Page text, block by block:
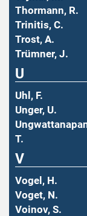
Thormann, R.
Trinitis, C.
Trost, A.
Trümner, J.
U
Uhl, F.
Unger, U.
T.
V
Vogel, H.
Voget, N.
Voinov, S.